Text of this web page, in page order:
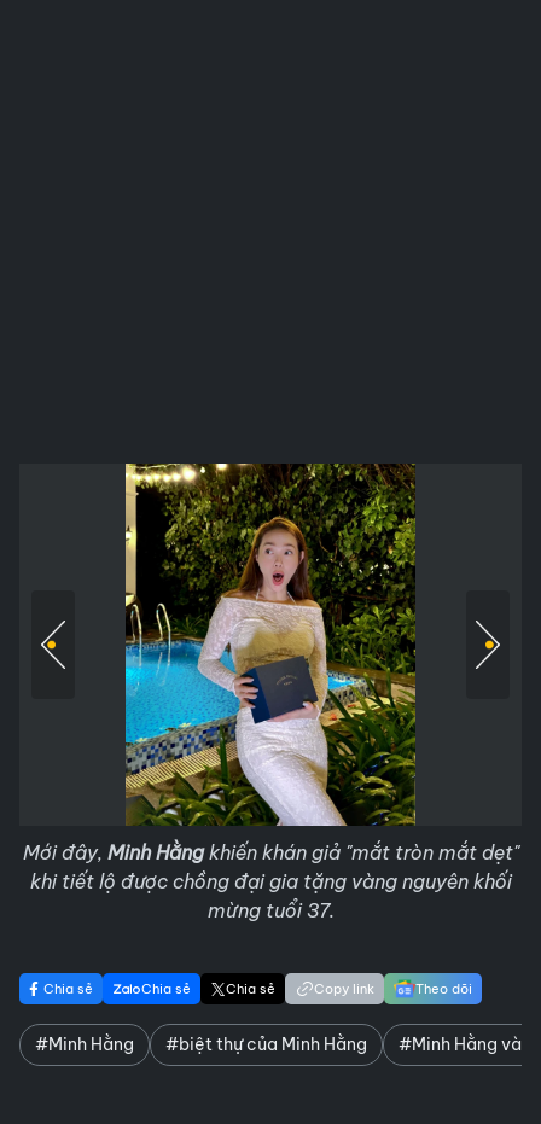
Mới đây, Minh Hằngkhiến khán giả "mắt tròn mắt dẹt"
khi tiết lộ được chồng đại gia tặng vàng nguyên khối
mừng tuổi 37.
Chia sẻ Chia sẻ Chia sẻ Copy link Theo dõi
#Minh Hằng #biệt thự của Minh Hằng #Minh Hằng và